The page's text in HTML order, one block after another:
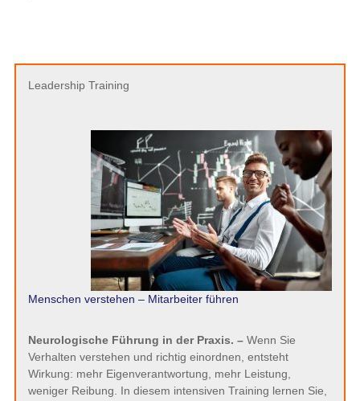
Leadership Training
Menschen verstehen – Mitarbeiter führen
Neurologische Führung in der Praxis. – Wenn Sie
Verhalten verstehen und richtig einordnen, entsteht
Wirkung: mehr Eigenverantwortung, mehr Leistung,
weniger Reibung. In diesem intensiven Training lernen Sie,